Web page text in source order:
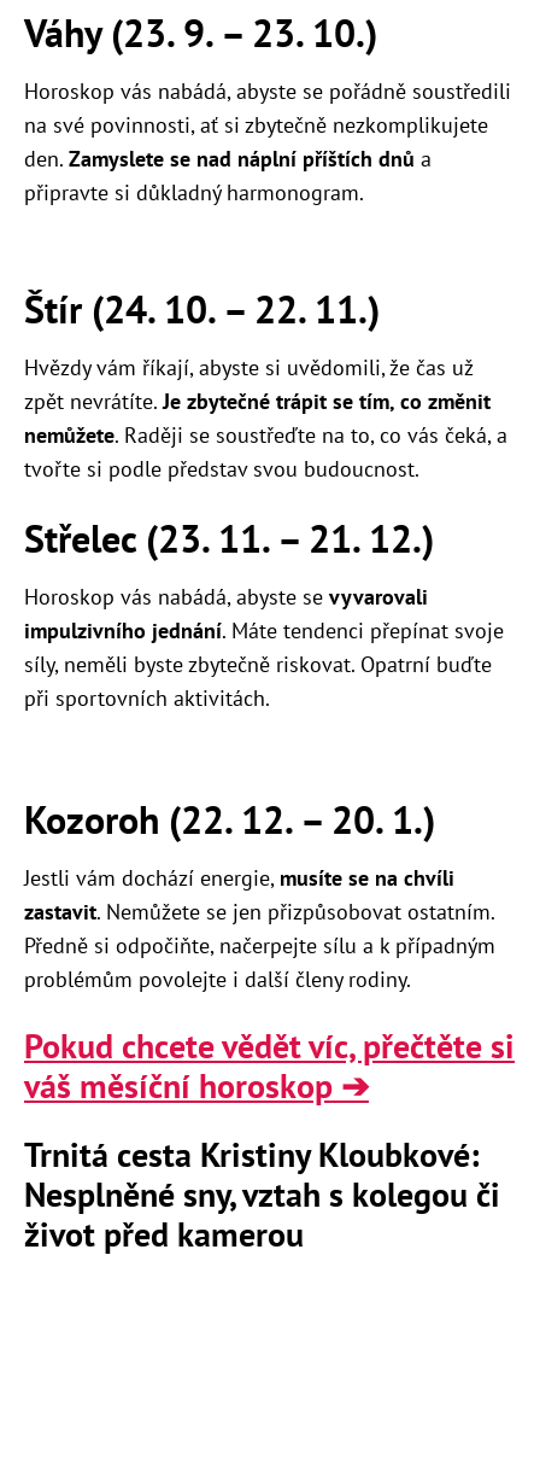
Váhy (23. 9. – 23. 10.)
Horoskop vás nabádá, abyste se pořádně soustředili
na své povinnosti, ať si zbytečně nezkomplikujete
den. Zamyslete se nad náplní příštích dnů a
připravte si důkladný harmonogram.
Štír (24. 10. – 22. 11.)
Hvězdy vám říkají, abyste si uvědomili, že čas už
zpět nevrátíte.Je zbytečné trápit se tím, co změnit
nemůžete. Raději se soustřeďte na to, co vás čeká, a
tvořte si podle představ svou budoucnost.
Střelec (23. 11. – 21. 12.)
Horoskop vás nabádá, abyste se vyvarovali
impulzivního jednání. Máte tendenci přepínat svoje
síly, neměli byste zbytečně riskovat. Opatrní buďte
při sportovních aktivitách.
Kozoroh (22. 12. – 20. 1.)
Jestli vám dochází energie, musíte se na chvíli
zastavit. Nemůžete se jen přizpůsobovat ostatním.
Předně si odpočiňte, načerpejte sílu a k případným
problémům povolejte i další členy rodiny.
Pokud chcete vědět víc, přečtěte si
váš měsíční horoskop ➔
Trnitá cesta Kristiny Kloubkové:
Nesplněné sny, vztah s kolegou či
život před kamerou